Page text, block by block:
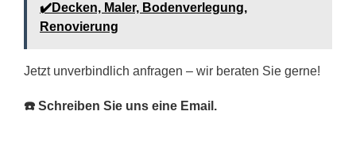
✔️Decken, Maler, Bodenverlegung,
Renovierung
Jetzt unverbindlich anfragen – wir beraten Sie gerne!
☎️ Schreiben Sie uns eine Email.